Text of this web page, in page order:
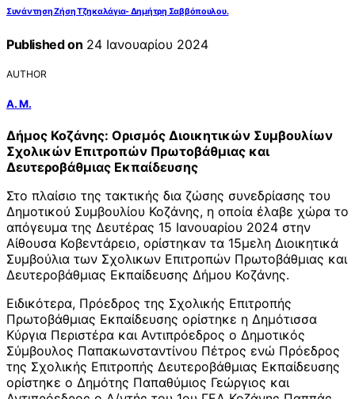
Συνάντηση Ζήση Τζηκαλάγια- Δημήτρη Σαββόπουλου.
Published on 24 Ιανουαρίου 2024
AUTHOR
Α. Μ.
Δήμος Κοζάνης: Ορισμός Διοικητικών Συμβουλίων
Σχολικών Επιτροπών Πρωτοβάθμιας και
Δευτεροβάθμιας Εκπαίδευσης
Στο πλαίσιο της τακτικής δια ζώσης συνεδρίασης του
Δημοτικού Συμβουλίου Κοζάνης, η οποία έλαβε χώρα το
απόγευμα της Δευτέρας 15 Ιανουαρίου 2024 στην
Αίθουσα Κοβεντάρειο, ορίστηκαν τα 15μελη Διοικητικά
Συμβούλια των Σχολικων Επιτροπών Πρωτοβάθμιας και
Δευτεροβάθμιας Εκπαίδευσης Δήμου Κοζάνης.
Ειδικότερα, Πρόεδρος της Σχολικής Επιτροπής
Πρωτοβάθμιας Εκπαίδευσης ορίστηκε η Δημότισσα
Κύργια Περιστέρα και Αντιπρόεδρος ο Δημοτικός
Σύμβουλος Παπακωνσταντίνου Πέτρος ενώ Πρόεδρος
της Σχολικής Επιτροπής Δευτεροβάθμιας Εκπαίδευσης
ορίστηκε ο Δημότης Παπαθύμιος Γεώργιος και